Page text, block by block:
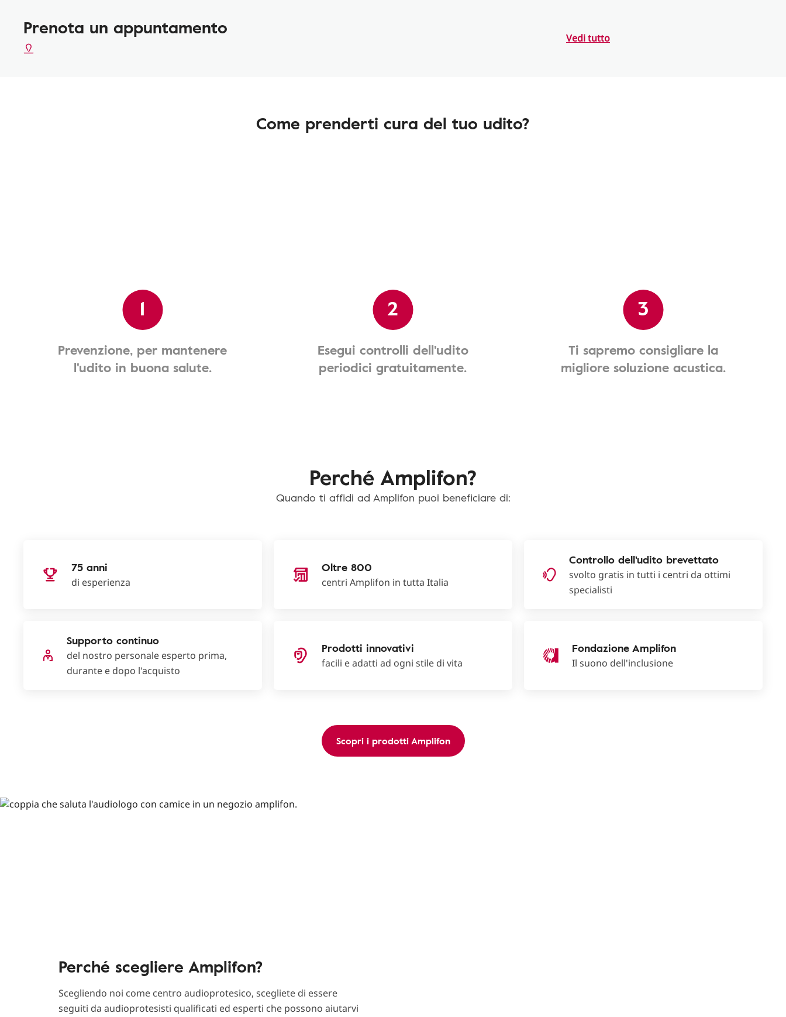
Prenota un appuntamento Vedi tutto
Come prenderti cura del tuo udito?
1
Prevenzione, per mantenere
l'udito in buona salute.
2
Esegui controlli dell'udito
periodici gratuitamente.
3
Ti sapremo consigliare la
migliore soluzione acustica.
Perché Amplifon?
Quando ti affidi ad Amplifon puoi beneficiare di:
75 anni
di esperienza
Oltre 800
centri Amplifon in tutta Italia
Controllo dell'udito brevettato
svolto gratis in tutti i centri da ottimi
specialisti
Supporto continuo
del nostro personale esperto prima,
durante e dopo l'acquisto
Prodotti innovativi
facili e adatti ad ogni stile di vita
Fondazione Amplifon
Il suono dell'inclusione
Scopri i prodotti Amplifon
Perché scegliere Amplifon?
Scegliendo noi come centro audioprotesico, scegliete di essere
seguiti da audioprotesisti qualificati ed esperti che possono aiutarvi